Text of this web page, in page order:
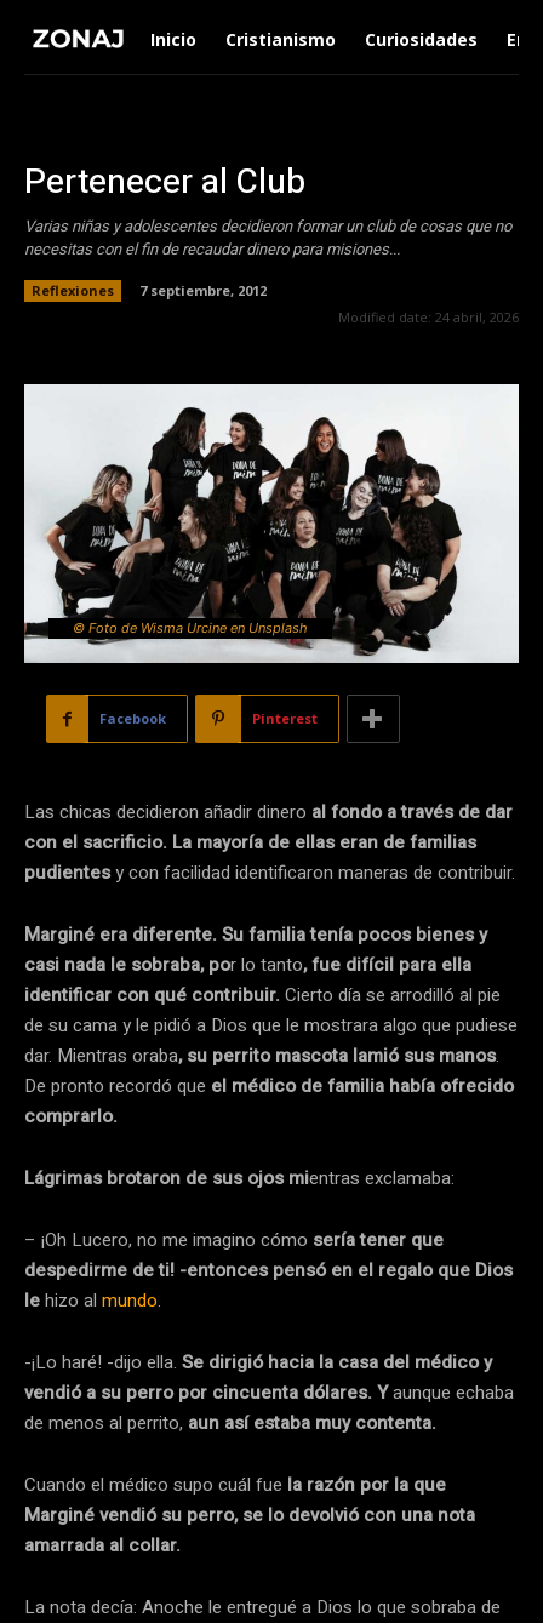
Inicio Cristianismo Curiosidades
Pertenecer al Club
Varias niñas y adolescentes decidieron formar un club de cosas que no
necesitas con el fin de recaudar dinero para misiones...
Reflexiones
7 septiembre, 2012
Modified date: 24 abril, 2026
© Foto de Wisma Urcine en Unsplash
Facebook Pinterest
Las chicas decidieron añadir dinero al fondo a través de dar
con el sacrificio. La mayoría de ellas eran de familias
pudientesy con facilidad identificaron maneras de contribuir.
Marginé era diferente. Su familia tenía pocos bienes y
casi nada le sobraba, por lo tanto, fue difícil para ella
identificar con qué contribuir. Cierto día se arrodilló al pie
de su cama y le pidió a Dios que le mostrara algo que pudiese
dar. Mientras oraba, su perrito mascota lamió sus manos.
De pronto recordó que el médico de familia había ofrecido
comprarlo.
Lágrimas brotaron de sus ojos mientras exclamaba:
– ¡Oh Lucero, no me imagino cómo sería tener que
despedirme de ti! -entonces pensó en el regalo que Dios
lehizo al mundo.
-¡Lo haré! -dijo ella. Se dirigió hacia la casa del médico y
vendió a su perro por cincuenta dólares. Yaunque echaba
de menos al perrito, aun así estaba muy contenta.
Cuando el médico supo cuál fue la razón por la que
Marginé vendió su perro, se lo devolvió con una nota
amarrada al collar.
La nota decía: Anoche le entregué a Dios lo que sobraba de